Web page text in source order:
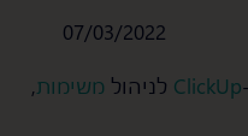
07/03/2022
ClickUp לניהול משימות,